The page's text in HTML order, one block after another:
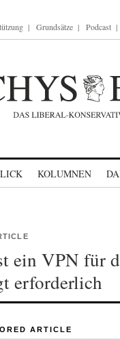
Grundsätze Podcast
KOLUMNEN
ein VPN für
erforderlich
ARTICLE